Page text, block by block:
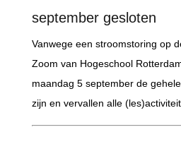
september gesloten
Vanwege een stroomstoring op
Zoom van Hogeschool
maandag 5 september de
zijn en vervallen alle